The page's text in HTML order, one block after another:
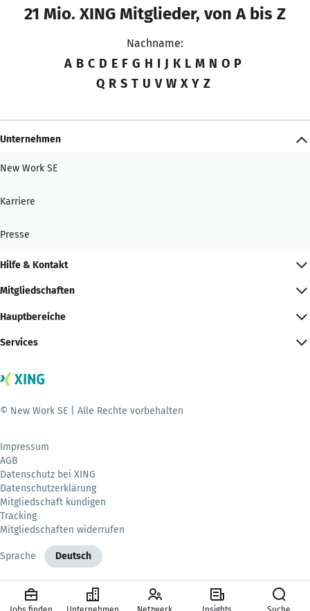
21 Mio. XING Mitglieder, von A bis Z
Nachname:
A B C D E F G H I J K L M N O P
Q R S T U V W X Y Z
Unternehmen
New Work SE
Karriere
Presse
Hilfe & Kontakt
Mitgliedschaften
Hauptbereiche
Services
© New Work SE | Alle Rechte vorbehalten
Impressum
AGB
Datenschutz bei XING
Datenschutzerklärung
Mitgliedschaft kündigen
Tracking
Mitgliedschaften widerrufen
Sprache Deutsch